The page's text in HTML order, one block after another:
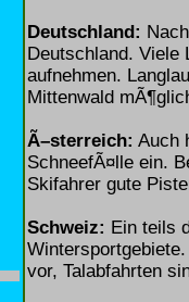
Deutschland:
Deutschland. Viele
aufnehmen.
Mittenwald
Ã–sterreich: Auch
SchneefÃ¤lle ein.
Skifahrer gute
Schweiz: Ein teils
vor, Talabfahrten